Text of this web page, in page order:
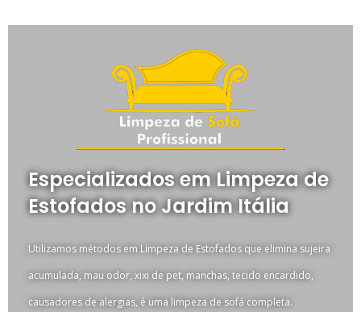
Especializados em Limpeza de
Estofados no Jardim Itália
Utilizamos métodos em Limpeza de Estofados que elimina sujeira
acumulada, mau odor, xixi de pet, manchas, tecido encardido,
causadores de alergias, é uma limpeza de sofá completa.